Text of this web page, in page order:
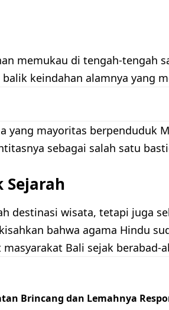
memukau di tengah-tengah
keindahan alamnya yang
yang mayoritas berpenduduk
sebagai salah satu
Sejarah
destinasi wisata, tetapi juga
bahwa agama Hindu
Bali sejak berabad-
Brincang dan Lemahnya